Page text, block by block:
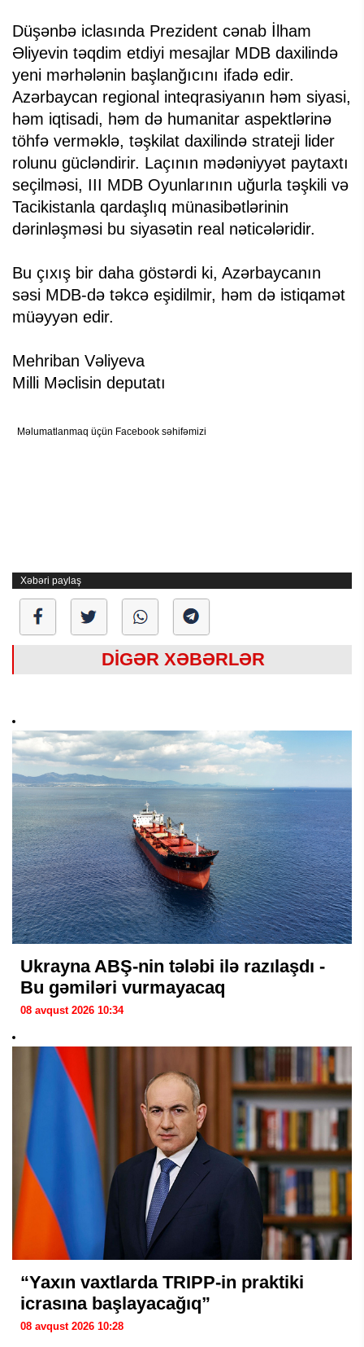
Düşənbə iclasında Prezident cənab İlham
Əliyevin təqdim etdiyi mesajlar MDB daxilində
yeni mərhələnin başlanğıcını ifadə edir.
Azərbaycan regional inteqrasiyanın həm siyasi,
həm iqtisadi, həm də humanitar aspektlərinə
töhfə verməklə, təşkilat daxilində strateji lider
rolunu gücləndirir. Laçının mədəniyyət paytaxtı
seçilməsi, III MDB Oyunlarının uğurla təşkili və
Tacikistanla qardaşlıq münasibətlərinin
dərinləşməsi bu siyasətin real nəticələridir.
Bu çıxış bir daha göstərdi ki, Azərbaycanın
səsi MDB-də təkcə eşidilmir, həm də istiqamət
müəyyən edir.
Mehriban Vəliyeva
Milli Məclisin deputatı
Məlumatlanmaq üçün Facebook səhifəmizi
Xəbəri paylaş
DİGƏR XƏBƏRLƏR
Ukrayna ABŞ-nin tələbi ilə razılaşdı -
Bu gəmiləri vurmayacaq
08 avqust 2026 10:34
“Yaxın vaxtlarda TRIPP-in praktiki
icrasına başlayacağıq”
08 avqust 2026 10:28